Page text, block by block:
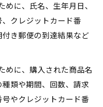
めに、氏名、生年月日、
クレジットカード番
き郵便の到達結果など
めに、購入された商品名
類や期間、回数、請求
やクレジットカード番